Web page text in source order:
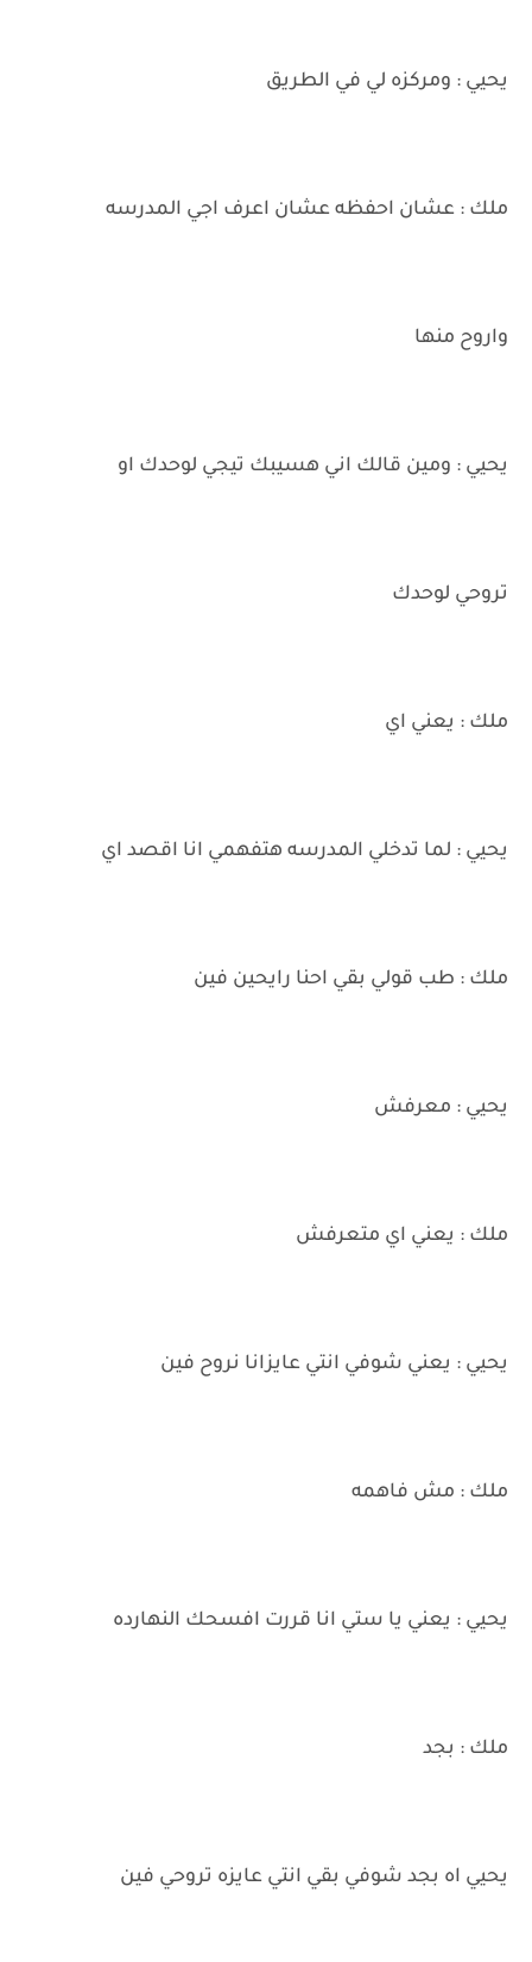
يحيي : ومركزه لي في الطريق
ملك : عشان احفظه عشان اعرف اجي المدرسه
واروح منها
يحيي : ومين قالك اني هسيبك تيجي لوحدك او
تروحي لوحدك
ملك : يعني اي
يحيي : لما تدخلي المدرسه هتفهمي انا اقصد اي
ملك : طب قولي بقي احنا رايحين فين
يحيي : معرفش
ملك : يعني اي متعرفش
يحيي : يعني شوفي انتي عايزانا نروح فين
ملك : مش فاهمه
يحيي : يعني يا ستي انا قررت افسحك النهارده
ملك : بجد
يحيي اه بجد شوفي بقي انتي عايزه تروحي فين